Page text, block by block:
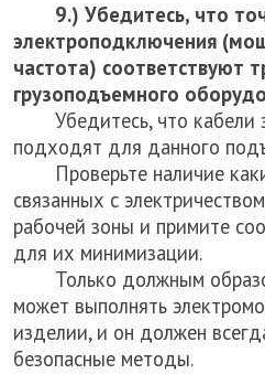
9.) Убедитесь, что
электроподключения
частота) соответствуют
грузоподъемного
Убедитесь, что
подходят для данного
Проверьте наличие
связанных с
рабочей зоны и примите
для их минимизации.
Только должным
может выполнять
изделии, и он должен
безопасные методы.